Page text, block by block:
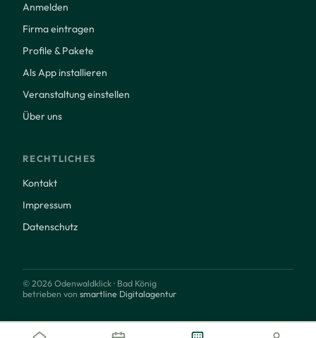
Anmelden
Firma eintragen
Profile & Pakete
Als App installieren
Veranstaltung einstellen
Über uns
RECHTLICHES
Kontakt
Impressum
Datenschutz
© 2026 Odenwaldklick · Bad König
betrieben von smartline Digitalagentur